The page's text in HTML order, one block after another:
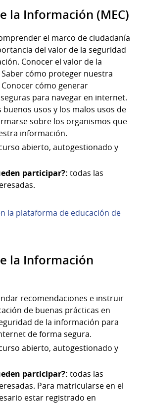
la Información (MEC)
el marco de ciudadanía
del valor de la seguridad
Conocer el valor de la
cómo proteger nuestra
cómo generar
para navegar en internet.
usos y los malos usos de
sobre los organismos que
información.
abierto, autogestionado y
participar?: todas las
la plataforma de educación de
la Información
recomendaciones e instruir
de buenas prácticas en
de la información para
de forma segura.
abierto, autogestionado y
participar?: todas las
Para matricularse en el
estar registrado en